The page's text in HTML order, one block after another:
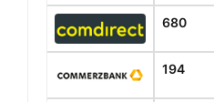
680
194